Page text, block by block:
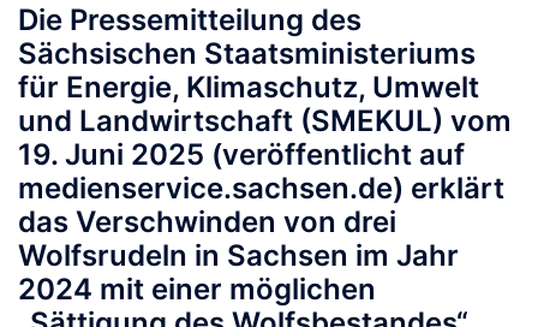
Die Pressemitteilung des
Sächsischen Staatsministeriums
für Energie, Klimaschutz, Umwelt
und Landwirtschaft (SMEKUL) vom
19. Juni 2025 (veröffentlicht auf
medienservice.sachsen.de) erklärt
das Verschwinden von drei
Wolfsrudeln in Sachsen im Jahr
2024 mit einer möglichen